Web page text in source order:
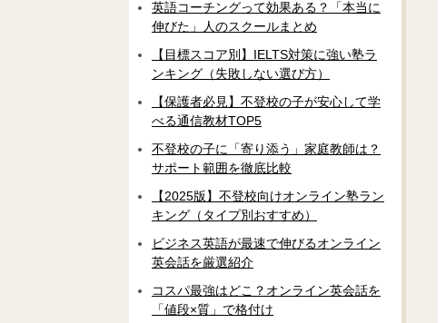
英語コーチングって効果ある？「本当に
伸びた」人のスクールまとめ
【目標スコア別】IELTS対策に強い塾ラ
ンキング（失敗しない選び方）
【保護者必見】不登校の子が安心して学
べる通信教材TOP5
不登校の子に「寄り添う」家庭教師は？
サポート範囲を徹底比較
【2025版】不登校向けオンライン塾ラン
キング（タイプ別おすすめ）
ビジネス英語が最速で伸びるオンライン
英会話を厳選紹介
コスパ最強はどこ？オンライン英会話を
「値段×質」で格付け